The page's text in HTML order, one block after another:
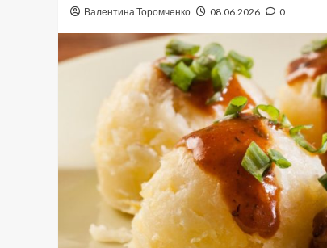
Валентина Торомченко 08.06.2026 0